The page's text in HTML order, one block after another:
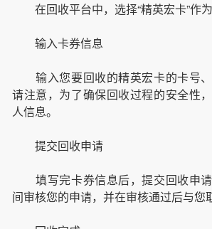
在回收平台中，选择“精英宏卡”作为
输入卡券信息
输入您要回收的精英宏卡的卡号、
请注意，为了确保回收过程的安全性
人信息。
提交回收申请
填写完卡券信息后，提交回收申
间审核您的申请，并在审核通过后与您